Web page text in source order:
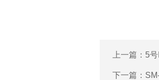
上一篇： 5
下一篇：